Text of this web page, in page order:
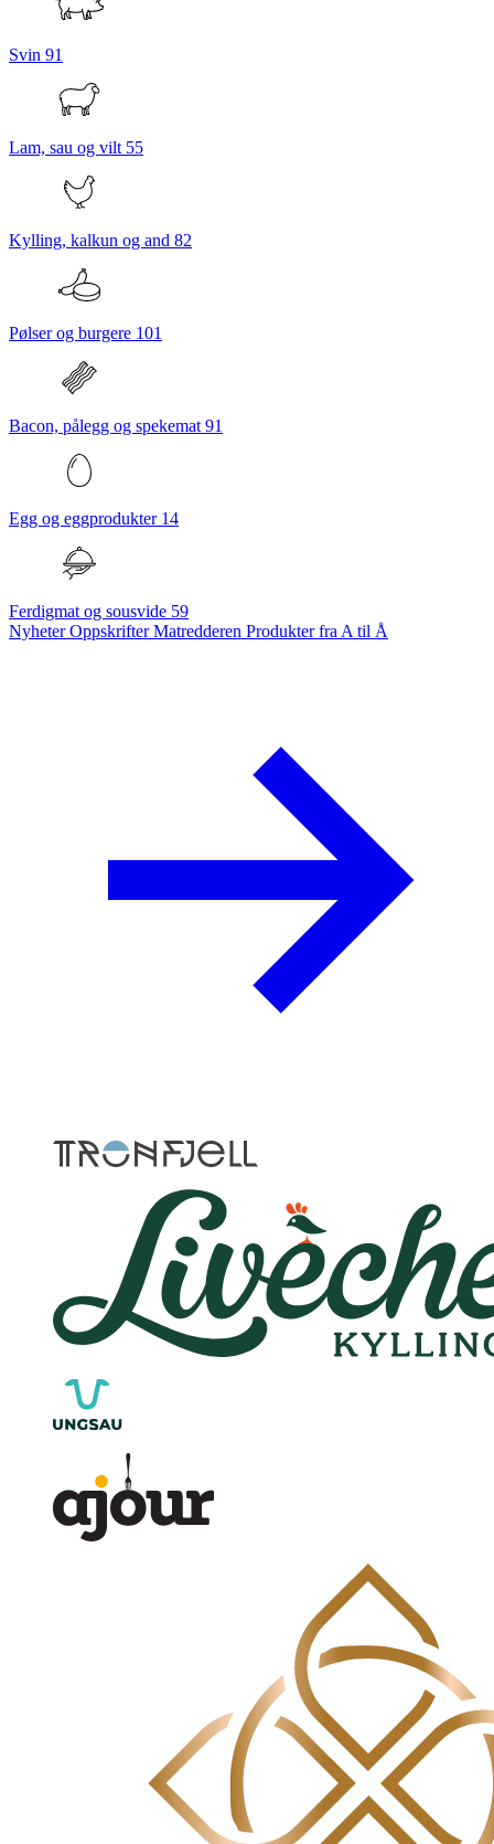
Svin 91
Lam, sau og vilt 55
Kylling, kalkun og and 82
Pølser og burgere 101
Bacon, pålegg og spekemat 91
Egg og eggprodukter 14
Ferdigmat og sousvide 59
NyheterOppskrifterMatredderen Produkter fra A til Å